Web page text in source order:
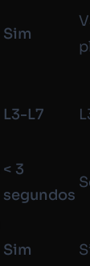
Sim
L3-L7
< 3
segundos
Sim